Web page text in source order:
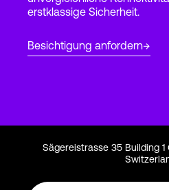
Login
erstklassige Sicherheit.
Besichtigung anfordern
Sägereistrasse 35 Building 1